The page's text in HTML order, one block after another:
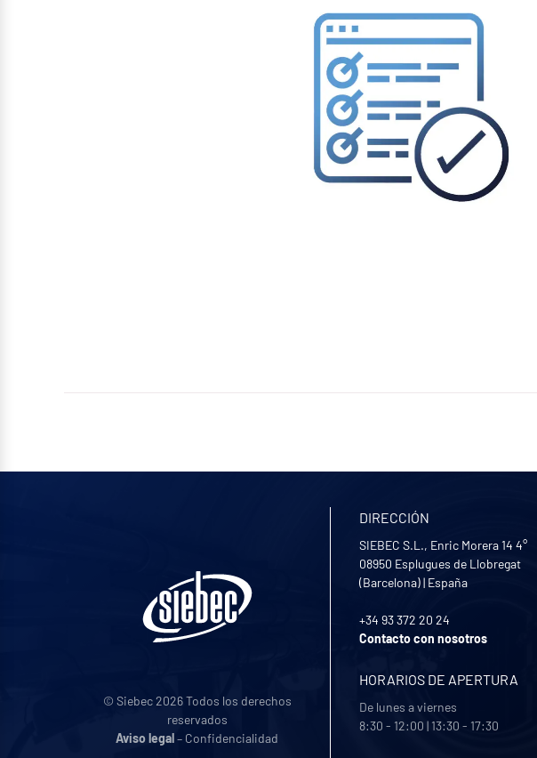
© Siebec 2026 Todos los derechos
reservados
Aviso legal– Confidencialidad
DIRECCIÓN
SIEBEC S.L., Enric Morera 14 4°
08950 Esplugues de Llobregat
(Barcelona)| España
+34 93 372 20 24
Contacto con nosotros
HORARIOS DE APERTURA
De lunes a viernes
8:30 - 12:00 | 13:30 - 17:30